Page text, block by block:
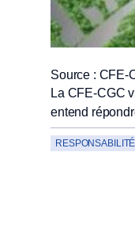
Source : CFE-
La CFE-CGC
entend